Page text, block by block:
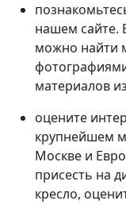
нашем сайте.
можно найти
материалов
оцените
крупнейшем
Москве и
присесть на
кресло,